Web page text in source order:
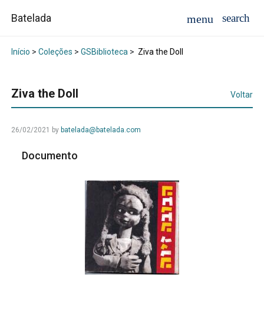
Batelada
Início > Coleções > GSBiblioteca> Ziva the Doll
Ziva the Doll Voltar
26/02/2021 by batelada@batelada.com
Documento